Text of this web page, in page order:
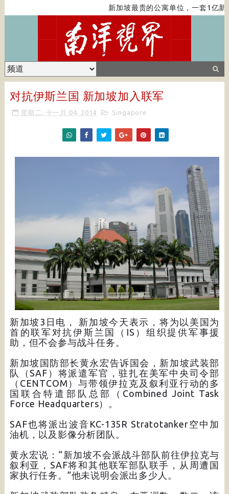
新加坡最贵的公寓单位，一套1亿新
对抗伊斯兰国 新加坡加入联军
星期二, 十一月 04, 2014 Singapore
新加坡3日电， 新加坡今天表示，将为以美国为
首的联军对抗伊斯兰国（IS）组织提供军事援
助，但不会参与战斗任务。
新加坡国防部长黄永宏告诉国会，新加坡武装部
队（SAF）将派遣军官，驻扎在美军中央司令部
（CENTCOM）与带领伊拉克及叙利亚行动的多
国联合特遣部队总部（Combined Joint Task
Force Headquarters）。
SAF也将派出波音KC-135R Stratotanker空中加
油机，以及影像分析团队。
黄永宏说：“新加坡不会派战斗部队前往伊拉克与
叙利亚，SAF将和其他联军部队联手，从周遭国
家执行任务。”他未说明会派出多少人。